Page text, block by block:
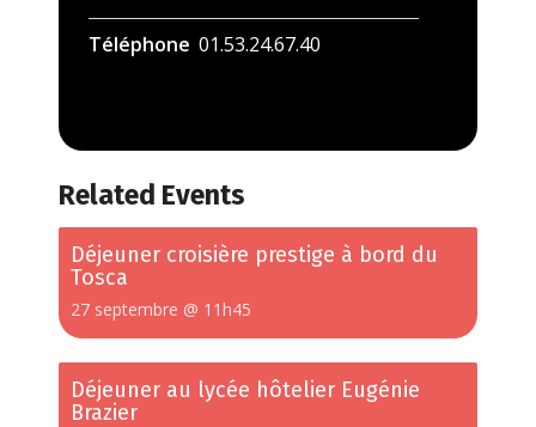
Téléphone 01.53.24.67.40
Related Events
Déjeuner croisière prestige à bord du
Tosca
27 septembre @ 11h45
Déjeuner au lycée hôtelier Eugénie
Brazier